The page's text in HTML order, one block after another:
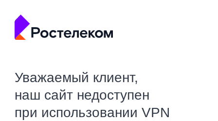
Уважаемый клиент,
наш сайт недоступен
при использовании VPN